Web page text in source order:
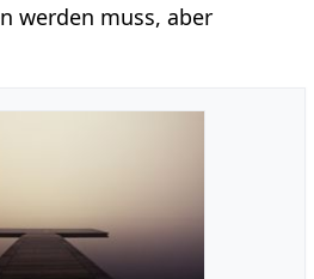
werden muss, aber